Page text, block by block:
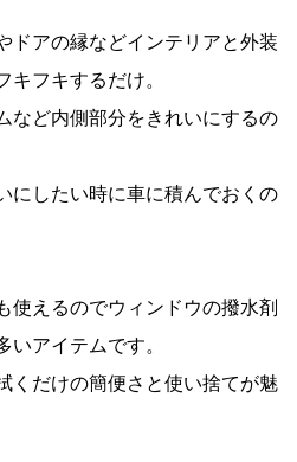
ドアの縁などインテリアと外装
キフキするだけ。
など内側部分をきれいにするの
にしたい時に車に積んでおくの
使えるのでウィンドウの撥水剤
いアイテムです。
くだけの簡便さと使い捨てが魅